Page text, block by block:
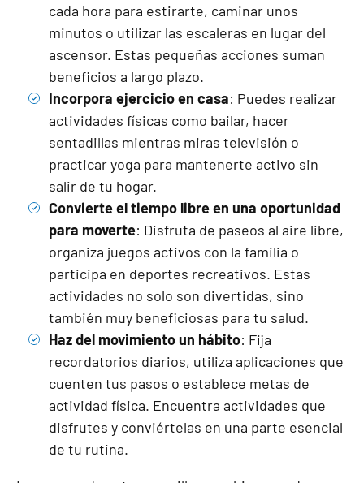
cada hora para estirarte, caminar unos
minutos o utilizar las escaleras en lugar del
ascensor. Estas pequeñas acciones suman
beneficios a largo plazo.
Incorpora ejercicio en casa: Puedes realizar
actividades físicas como bailar, hacer
sentadillas mientras miras televisión o
practicar yoga para mantenerte activo sin
salir de tu hogar.
Convierte el tiempo libre en una oportunidad
para moverte: Disfruta de paseos al aire libre,
organiza juegos activos con la familia o
participa en deportes recreativos. Estas
actividades no solo son divertidas, sino
también muy beneficiosas para tu salud.
Haz del movimiento un hábito: Fija
recordatorios diarios, utiliza aplicaciones que
cuenten tus pasos o establece metas de
actividad física. Encuentra actividades que
disfrutes y conviértelas en una parte esencial
de tu rutina.